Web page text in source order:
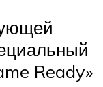
Ready»